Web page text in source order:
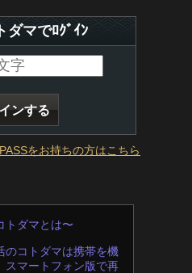
ダマでﾛｸﾞｲﾝ
をお持ちの方はこちら
トダマとは〜
のコトダマは携帯を機
スマートフォン版で再